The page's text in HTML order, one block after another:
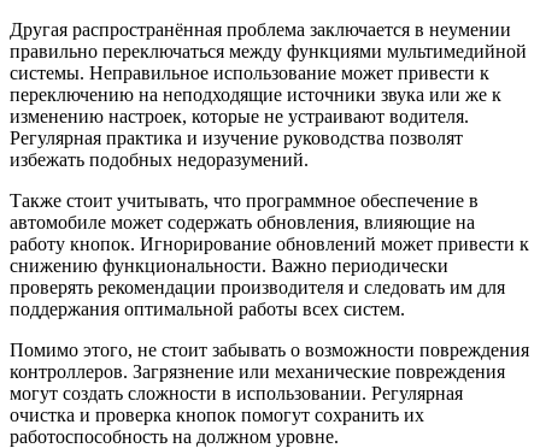
Другая распространённая проблема заключается в неумении
правильно переключаться между функциями мультимедийной
системы. Неправильное использование может привести к
переключению на неподходящие источники звука или же к
изменению настроек, которые не устраивают водителя.
Регулярная практика и изучение руководства позволят
избежать подобных недоразумений.
Также стоит учитывать, что программное обеспечение в
автомобиле может содержать обновления, влияющие на
работу кнопок. Игнорирование обновлений может привести к
снижению функциональности. Важно периодически
проверять рекомендации производителя и следовать им для
поддержания оптимальной работы всех систем.
Помимо этого, не стоит забывать о возможности повреждения
контроллеров. Загрязнение или механические повреждения
могут создать сложности в использовании. Регулярная
очистка и проверка кнопок помогут сохранить их
работоспособность на должном уровне.